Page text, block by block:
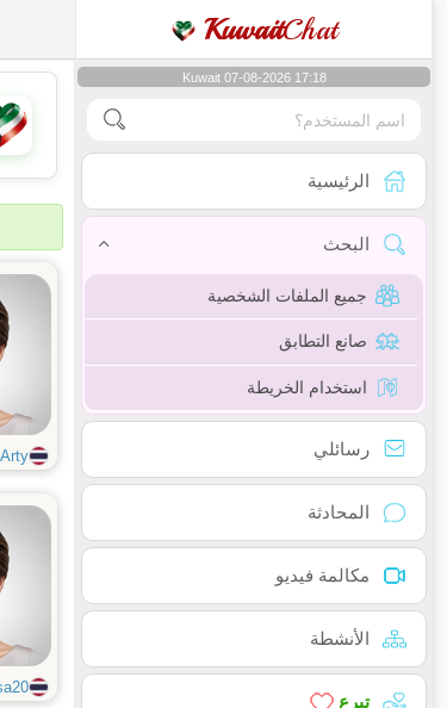
KuwaitChat
Kuwait 07-08-2026 17:18
الرئيسية
البحث
جميع الملفات الشخصية
صانع التطابق
استخدام الخريطة
رسائلي
المحادثة
مكالمة فيديو
الأنشطة
تبرع